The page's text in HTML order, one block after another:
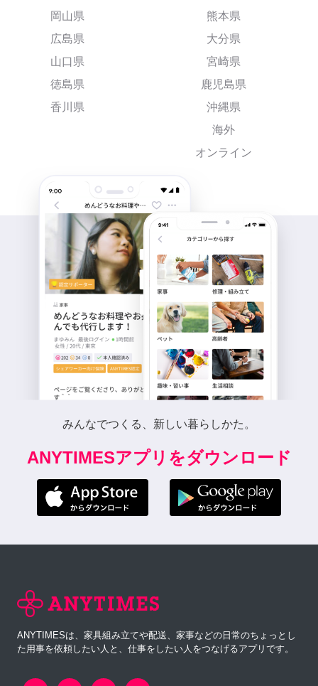
岡山県
広島県
山口県
徳島県
香川県
熊本県
大分県
宮崎県
鹿児島県
沖縄県
海外
オンライン
みんなでつくる、新しい暮らしかた。
ANYTIMESアプリをダウンロード
ANYTIMESは、家具組み立てや配送、家事などの日常のちょっとし
た用事を依頼したい人と、仕事をしたい人をつなげるアプリです。